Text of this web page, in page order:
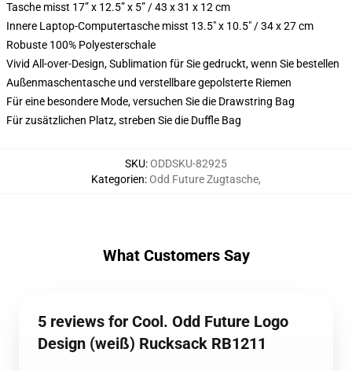
Tasche misst 17” x 12.5” x 5” / 43 x 31 x 12 cm
Innere Laptop-Computertasche misst 13.5" x 10.5" / 34 x 27 cm
Robuste 100% Polyesterschale
Vivid All-over-Design, Sublimation für Sie gedruckt, wenn Sie bestellen
Außenmaschentasche und verstellbare gepolsterte Riemen
Für eine besondere Mode, versuchen Sie die Drawstring Bag
Für zusätzlichen Platz, streben Sie die Duffle Bag
SKU:ODDSKU-82925
Kategorien:Odd Future Zugtasche,
What Customers Say
5 reviews for Cool. Odd Future Logo
Design (weiß) Rucksack RB1211